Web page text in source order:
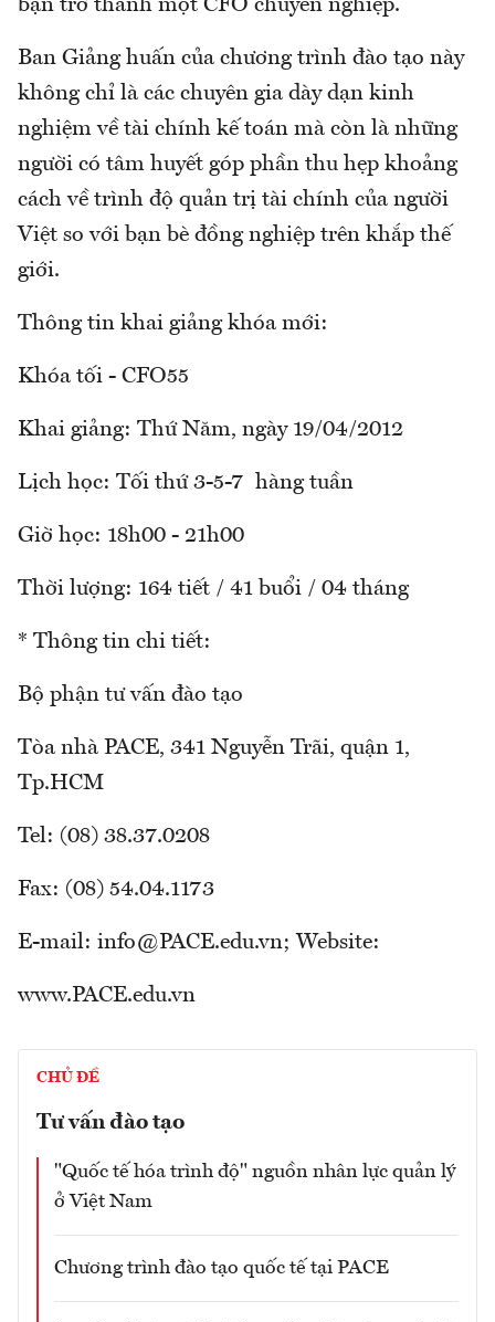
bạn trở thành một CFO chuyên nghiệp.
Ban Giảng huấn của chương trình đào tạo này
không chỉ là các chuyên gia dày dạn kinh
nghiệm về tài chính kế toán mà còn là những
người có tâm huyết góp phần thu hẹp khoảng
cách về trình độ quản trị tài chính của người
Việt so với bạn bè đồng nghiệp trên khắp thế
giới.
Thông tin khai giảng khóa mới:
Khóa tối - CFO55
Khai giảng: Thứ Năm, ngày 19/04/2012
Lịch học: Tối thứ 3-5-7 hàng tuần
Giờ học: 18h00 - 21h00
Thời lượng: 164 tiết / 41 buổi / 04 tháng
* Thông tin chi tiết:
Bộ phận tư vấn đào tạo
Tòa nhà PACE, 341 Nguyễn Trãi, quận 1,
Tp.HCM
Tel: (08) 38.37.0208
Fax: (08) 54.04.1173
E-mail: info@PACE.edu.vn; Website:
www.PACE.edu.vn
CHỦ ĐỀ
Tư vấn đào tạo
"Quốc tế hóa trình độ" nguồn nhân lực quản lý
ở Việt Nam
Chương trình đào tạo quốc tế tại PACE